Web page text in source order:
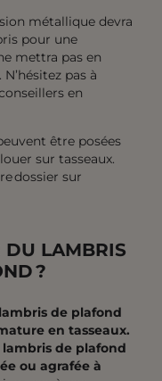
métallique devra
pour une
mettra pas en
pas à
en
être posées
sur tasseaux.
dossier sur
DU LAMBRIS
?
de plafond
en tasseaux.
de plafond
ou agrafée à